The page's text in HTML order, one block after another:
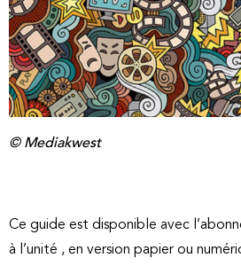
© Mediakwest
Ce guide est disponible avec
à l’unité , en version papier ou